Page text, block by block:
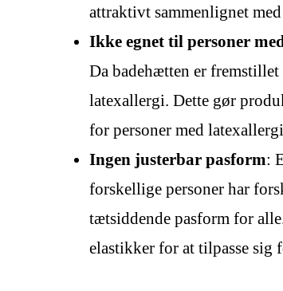
attraktivt sammenlignet
Ikke egnet til personer
Da badehætten er
latexallergi. Dette gør
for personer med
Ingen justerbar pasform:
forskellige personer har
tætsiddende pasform for
elastikker for at tilpasse sig